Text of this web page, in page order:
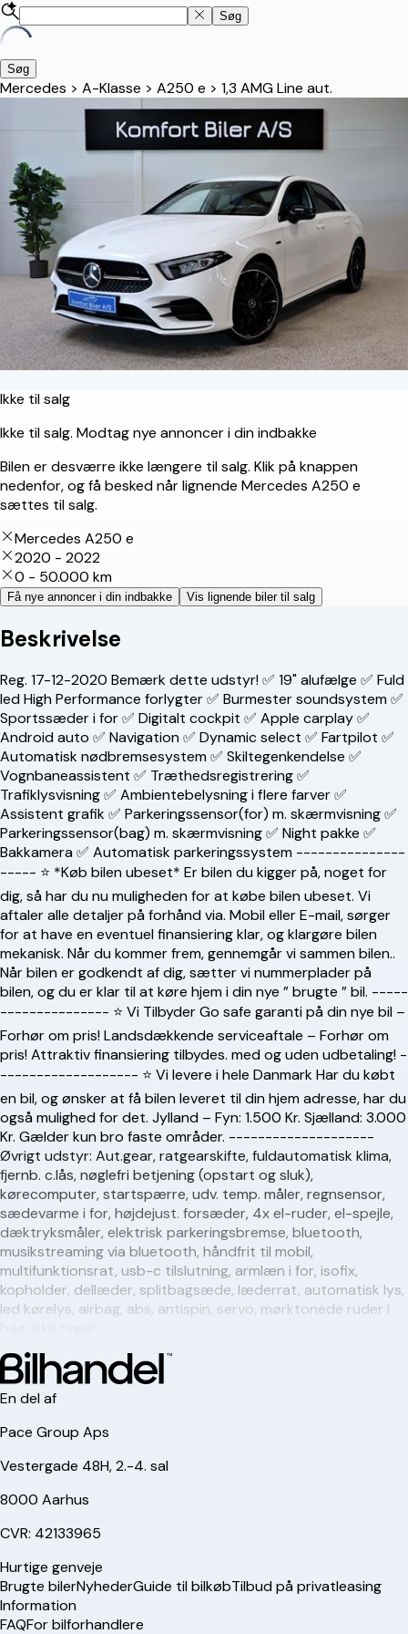
Søg
Søg
Mercedes > A-Klasse > A250 e > 1,3 AMG Line aut.
Ikke til salg
Ikke til salg. Modtag nye annoncer i din indbakke
Bilen er desværre ikke længere til salg. Klik på knappen
nedenfor, og få besked når lignende Mercedes A250 e
sættes til salg.
Mercedes A250 e
2020 - 2022
0 - 50.000 km
Få nye annoncer i din indbakke Vis lignende biler til salg
Beskrivelse
Reg. 17-12-2020 Bemærk dette udstyr! ✅ 19" alufælge ✅ Fuld
led High Performance forlygter ✅ Burmester soundsystem ✅
Sportssæder i for ✅ Digitalt cockpit ✅ Apple carplay ✅
Android auto ✅ Navigation ✅ Dynamic select ✅ Fartpilot ✅
Automatisk nødbremsesystem ✅ Skiltegenkendelse ✅
Vognbaneassistent ✅ Træthedsregistrering ✅
Trafiklysvisning ✅ Ambientebelysning i flere farver ✅
Assistent grafik ✅ Parkeringssensor(for) m. skærmvisning ✅
Parkeringssensor(bag) m. skærmvisning ✅ Night pakke ✅
Bakkamera ✅ Automatisk parkeringssystem ---------------
----- ⭐️ *Køb bilen ubeset* Er bilen du kigger på, noget for
dig, så har du nu muligheden for at købe bilen ubeset. Vi
aftaler alle detaljer på forhånd via. Mobil eller E-mail, sørger
for at have en eventuel finansiering klar, og klargøre bilen
mekanisk. Når du kommer frem, gennemgår vi sammen bilen..
Når bilen er godkendt af dig, sætter vi nummerplader på
bilen, og du er klar til at køre hjem i din nye ” brugte ” bil. -----
--------------- ⭐️ Vi Tilbyder Go safe garanti på din nye bil –
Forhør om pris! Landsdækkende serviceaftale – Forhør om
pris! Attraktiv finansiering tilbydes. med og uden udbetaling! -
------------------- ⭐️ Vi levere i hele Danmark Har du købt
en bil, og ønsker at få bilen leveret til din hjem adresse, har du
også mulighed for det. Jylland – Fyn: 1.500 Kr. Sjælland: 3.000
Kr. Gælder kun bro faste områder. --------------------
Øvrigt udstyr: Aut.gear, ratgearskifte, fuldautomatisk klima,
fjernb. c.lås, nøglefri betjening (opstart og sluk),
kørecomputer, startspærre, udv. temp. måler, regnsensor,
sædevarme i for, højdejust. forsæder, 4x el-ruder, el-spejle,
dæktryksmåler, elektrisk parkeringsbremse, bluetooth,
musikstreaming via bluetooth, håndfrit til mobil,
multifunktionsrat, usb-c tilslutning, armlæn i for, isofix,
kopholder, dellæder, splitbagsæde, læderrat, automatisk lys,
led kørelys, airbag, abs, antispin, servo, mørktonede ruder i
En del af
Pace Group Aps
Vestergade 48H, 2.-4. sal
8000 Aarhus
CVR: 42133965
Hurtige genveje
Brugte bilerNyhederGuide til bilkøbTilbud på privatleasing
Information
FAQFor bilforhandlere